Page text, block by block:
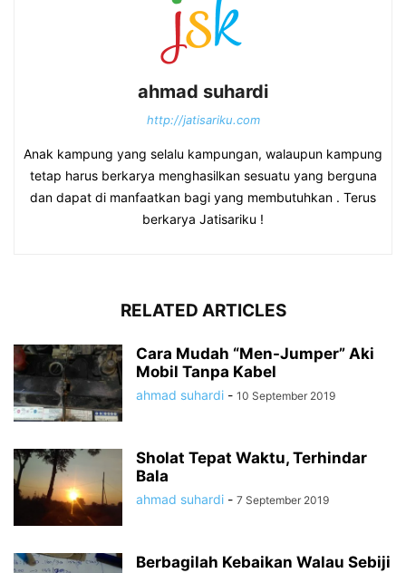
ahmad suhardi
http://jatisariku.com
Anak kampung yang selalu kampungan, walaupun kampung
tetap harus berkarya menghasilkan sesuatu yang berguna
dan dapat di manfaatkan bagi yang membutuhkan . Terus
berkarya Jatisariku !
RELATED ARTICLES
Cara Mudah “Men-Jumper” Aki
Mobil Tanpa Kabel
ahmad suhardi - 10 September 2019
Sholat Tepat Waktu, Terhindar
Bala
ahmad suhardi - 7 September 2019
Berbagilah Kebaikan Walau Sebiji